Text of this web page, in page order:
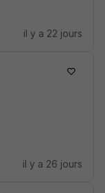
il y a 22 jours
il y a 26 jours